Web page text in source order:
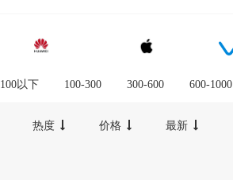
100以下 100-300 300-600 600-1000
热度 价格 最新